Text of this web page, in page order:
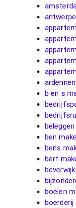
ardennen
b en s
beleggen
ben
bens
bert
beverwijk
boelen
boerderij